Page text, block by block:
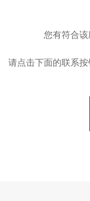
您有符合
请点击下面的联系